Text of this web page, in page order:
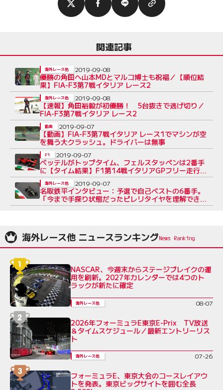
関連記事
優勝の角田へ山本MDとマルコ博士も祝福／【順位結
果】FIA-F3第7戦イタリア レース2
海外レース他 2019-09-08
【速報】角田裕毅が初優勝！ 5台抜きで逃げ切り／
FIA-F3第7戦イタリア レース2
海外レース他 2019-09-08
【動画】FIA-F3第7戦イタリア レース1でマシンが空
を舞う大クラッシュ。ドライバーは無事
動画 2019-09-07
ベッテルがトップタイム、フェルスタッペンは2番手
に【タイム結果】F1第14戦イタリアGPフリー走行3
回目
F1 2019-09-07
名取鉄平インタビュー：予選で自己ベストの6番手。
「今まで手探り状態だったピレリタイヤを理解でき
た」／FIA-F3第7戦イタリア
海外レース他 2019-09-07
海外レース他 ニュースランキング
NASCAR、今週末からステージブレイクの運
用を刷新。2027年カレンダーでは4つのト
ラックが新たに確定
海外レース他 08-07
2026年フォーミュラE東京E-Prix TV放送
＆タイムスケジュール／最新エントリーリス
ト
海外レース他 07-26
フォーミュラE、東京大会のコースレイアウ
トを発表。東京ビッグサイトを囲む全長